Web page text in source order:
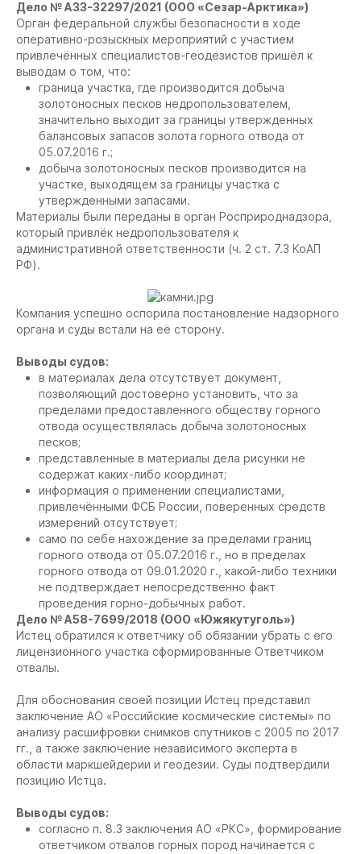
Дело № А33-32297/2021 (ООО «Сезар-Арктика»)
Орган федеральной службы безопасности в ходе
оперативно-розыскных мероприятий с участием
привлечённых специалистов-геодезистов пришёл к
выводам о том, что:
граница участка, где производится добыча
золотоносных песков недропользователем,
значительно выходит за границы утвержденных
балансовых запасов золота горного отвода от
05.07.2016 г.;
добыча золотоносных песков производится на
участке, выходящем за границы участка с
утвержденными запасами.
Материалы были переданы в орган Росприроднадзора,
который привлёк недропользователя к
административной ответственности (ч. 2 ст. 7.3 КоАП
РФ).
Компания успешно оспорила постановление надзорного
органа и суды встали на её сторону.
Выводы судов:
в материалах дела отсутствует документ,
позволяющий достоверно установить, что за
пределами предоставленного обществу горного
отвода осуществлялась добыча золотоносных
песков;
представленные в материалы дела рисунки не
содержат каких-либо координат;
информация о применении специалистами,
привлечёнными ФСБ России, поверенных средств
измерений отсутствует;
само по себе нахождение за пределами границ
горного отвода от 05.07.2016 г., но в пределах
горного отвода от 09.01.2020 г., какой-либо техники
не подтверждает непосредственно факт
проведения горно-добычных работ.
Дело № А58-7699/2018 (ООО «Южякутуголь»)
Истец обратился к ответчику об обязании убрать с его
лицензионного участка сформированные Ответчиком
отвалы.
Для обоснования своей позиции Истец представил
заключение АО «Российские космические системы» по
анализу расшифровки снимков спутников с 2005 по 2017
гг., а также заключение независимого эксперта в
области маркшейдерии и геодезии. Суды подтвердили
позицию Истца.
Выводы судов:
согласно п. 8.3 заключения АО «РКС», формирование
ответчиком отвалов горных пород начинается с